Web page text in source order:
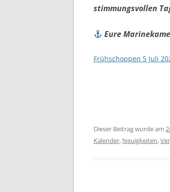
stimmungsvollen
Eure
Frühschoppen 5 Juli
Dieser Beitrag wurde am
Kalender, Neuigkeiten,